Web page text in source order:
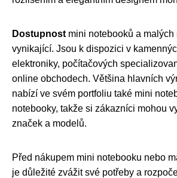
Dostupnost mini notebooků a
vynikající. Jsou k dispozici v
elektroniky, počítačových
online obchodech. Většina hlavních
nabízí ve svém portfoliu také mini
notebooky, takže si zákazníci mohou
značek a modelů.
Před nákupem mini notebooku nebo
je důležité zvážit své potřeby a